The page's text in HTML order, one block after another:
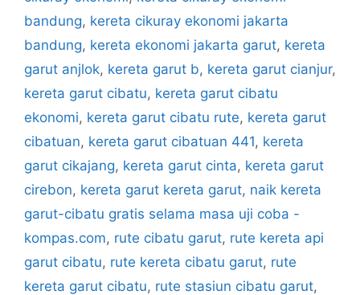
bandung, kereta cikuray ekonomi jakarta
bandung, kereta ekonomi jakarta garut, kereta
garut anjlok, kereta garut b, kereta garut cianjur,
kereta garut cibatu, kereta garut cibatu
ekonomi, kereta garut cibatu rute, kereta garut
cibatuan, kereta garut cibatuan 441, kereta
garut cikajang, kereta garut cinta, kereta garut
cirebon, kereta garut kereta garut, naik kereta
garut-cibatu gratis selama masa uji coba -
kompas.com, rute cibatu garut, rute kereta api
garut cibatu, rute kereta cibatu garut, rute
kereta garut cibatu, rute stasiun cibatu garut,